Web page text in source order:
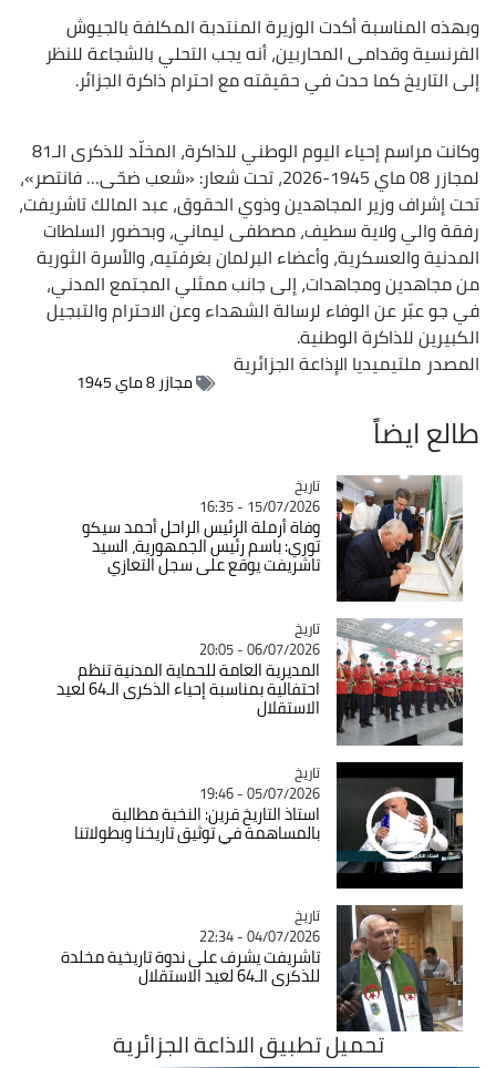
وبهذه المناسبة أكدت الوزيرة المنتدبة المكلفة بالجيوش
الفرنسية وقدامى المحاربين، أنه يجب التحلي بالشجاعة للنظر
إلى التاريخ كما حدث في حقيقته مع احترام ذاكرة الجزائر.
وكانت مراسم إحياء اليوم الوطني للذاكرة، المخلّد للذكرى الـ81
لمجازر 08 ماي 1945-2026، تحت شعار: «شعب ضحّى… فانتصر»،
تحت إشراف وزير المجاهدين وذوي الحقوق، عبد المالك تاشريفت،
رفقة والي ولاية سطيف، مصطفى ليماني، وبحضور السلطات
المدنية والعسكرية، وأعضاء البرلمان بغرفتيه، والأسرة الثورية
من مجاهدين ومجاهدات، إلى جانب ممثلي المجتمع المدني،
في جو عبّر عن الوفاء لرسالة الشهداء وعن الاحترام والتبجيل
الكبيرين للذاكرة الوطنية.
المصدرملتيميديا الإذاعة الجزائرية
مجازر 8 ماي 1945
طالع ايضاً
Catégorie
تاريخ
15/07/2026 - 16:35
وفاة أرملة الرئيس الراحل أحمد سيكو
توري: باسم رئيس الجمهورية، السيد
تاشريفت يوقع على سجل التعازي
Catégorie
تاريخ
06/07/2026 - 20:05
المديرية العامة للحماية المدنية تنظم
احتفالية بمناسبة إحياء الذكرى الـ64 لعيد
الاستقلال
Catégorie
تاريخ
05/07/2026 - 19:46
استاذ التاريخ قرين: النخبة مطالبة
بالمساهمة في توثيق تاريخنا وبطولاتنا
Catégorie
تاريخ
04/07/2026 - 22:34
تاشريفت يشرف على ندوة تاريخية مخلدة
للذكرى الـ64 لعيد الاستقلال
تحميل تطبيق الاذاعة الجزائرية